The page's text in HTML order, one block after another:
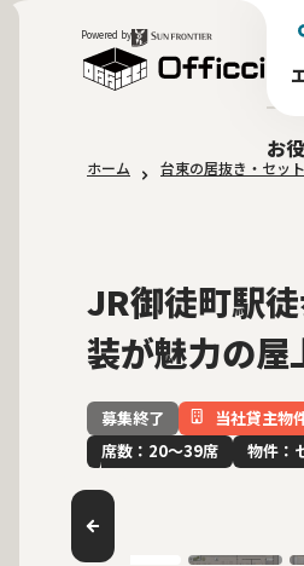
Powered by
お
ホーム 台東の居抜き・セッ
JR御徒町駅
装が魅力の屋
募集終了 当社貸主物
席数：20〜39席
物件：